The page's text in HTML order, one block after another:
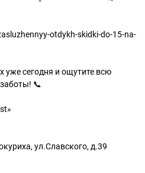
otdykh-skidki-do-15-na-
уже сегодня и ощутите всю
📞
ул.Славского, д.39